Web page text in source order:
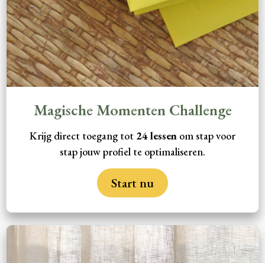
Magische Momenten Challenge
Krijg direct toegang tot 24 lessen om stap voor
stap jouw profiel te optimaliseren.
Start nu